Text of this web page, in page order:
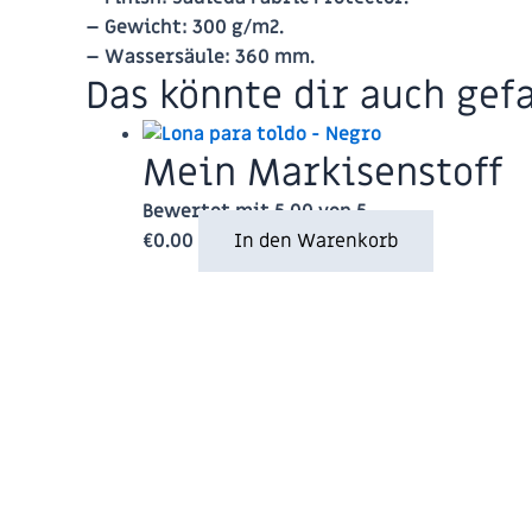
– Gewicht: 300 g/m2.
– Wassersäule: 360 mm.
Das könnte dir auch
Mein Markisenstoff
Bewertet mit5.00von 5
€0.00 In den Warenkorb